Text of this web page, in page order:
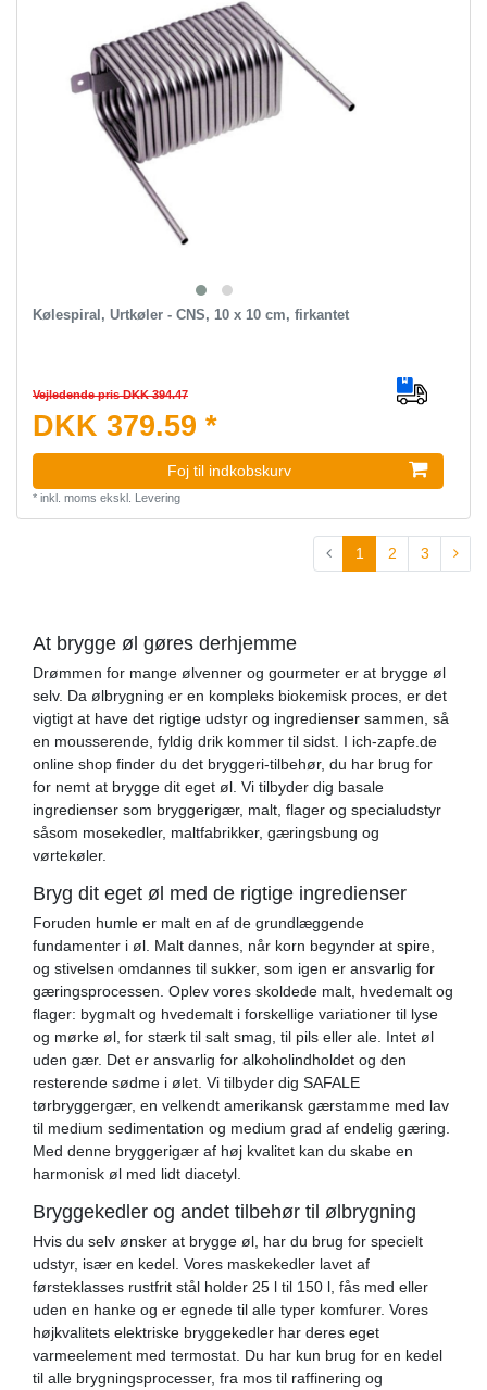
Kølespiral, Urtkøler - CNS, 10 x 10 cm, firkantet
Vejledende pris DKK 394.47
DKK 379.59 *
Foj til indkobskurv
* inkl. moms ekskl. Levering
1 2 3
At brygge øl gøres derhjemme
Drømmen for mange ølvenner og gourmeter er at brygge øl
selv. Da ølbrygning er en kompleks biokemisk proces, er det
vigtigt at have det rigtige udstyr og ingredienser sammen, så
en mousserende, fyldig drik kommer til sidst. I ich-zapfe.de
online shop finder du det bryggeri-tilbehør, du har brug for
for nemt at brygge dit eget øl. Vi tilbyder dig basale
ingredienser som bryggerigær, malt, flager og specialudstyr
såsom mosekedler, maltfabrikker, gæringsbung og
vørtekøler.
Bryg dit eget øl med de rigtige ingredienser
Foruden humle er malt en af ​​de grundlæggende
fundamenter i øl. Malt dannes, når korn begynder at spire,
og stivelsen omdannes til sukker, som igen er ansvarlig for
gæringsprocessen. Oplev vores skoldede malt, hvedemalt og
flager: bygmalt og hvedemalt i forskellige variationer til lyse
og mørke øl, for stærk til salt smag, til pils eller ale. Intet øl
uden gær. Det er ansvarlig for alkoholindholdet og den
resterende sødme i ølet. Vi tilbyder dig SAFALE
tørbryggergær, en velkendt amerikansk gærstamme med lav
til medium sedimentation og medium grad af endelig gæring.
Med denne bryggerigær af høj kvalitet kan du skabe en
harmonisk øl med lidt diacetyl.
Bryggekedler og andet tilbehør til ølbrygning
Hvis du selv ønsker at brygge øl, har du brug for specielt
udstyr, især en kedel. Vores maskekedler lavet af
førsteklasses rustfrit stål holder 25 l til 150 l, fås med eller
uden en hanke og er egnede til alle typer komfurer. Vores
højkvalitets elektriske bryggekedler har deres eget
varmeelement med termostat. Du har kun brug for en kedel
til alle brygningsprocesser, fra mos til raffinering og